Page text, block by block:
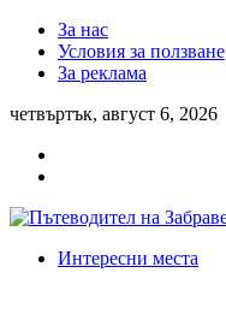
За нас
Условия за ползване
За реклама
четвъртък, август 6, 2026
Интересни места